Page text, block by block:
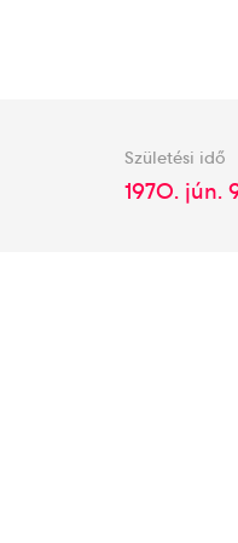
Születési idő
1970. jún.